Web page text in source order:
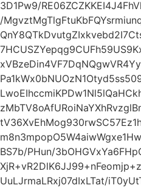
3D1Pw9/
/
BS7b/PHun/
UuLJrmaLRxj07dIxLTat/